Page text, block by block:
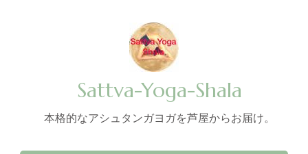
Sattva-Yoga-Shala
本格的なアシュタンガヨガを芦屋からお届け。